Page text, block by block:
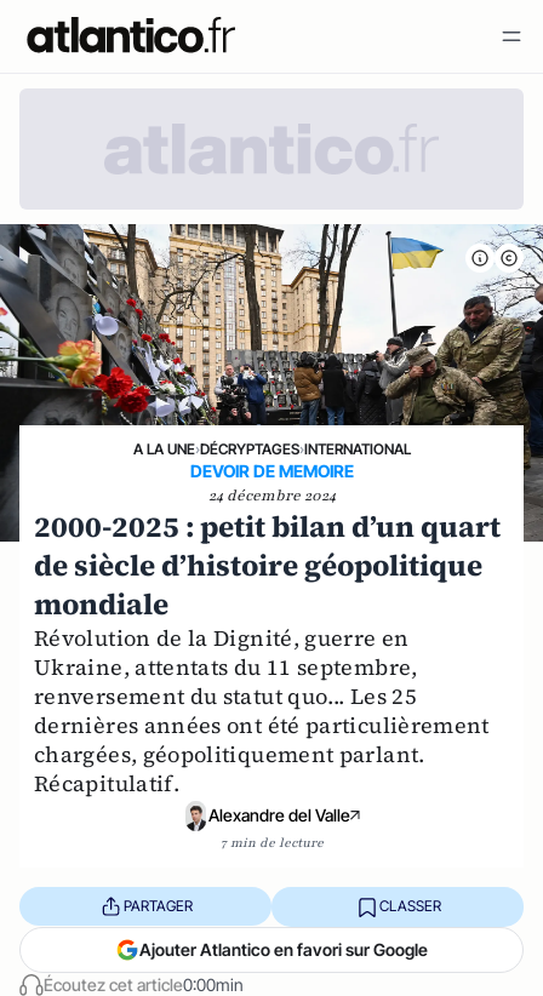
A LA UNE›DÉCRYPTAGES›INTERNATIONAL
DEVOIR DE MEMOIRE
24 décembre 2024
2000-2025 : petit bilan d’un quart
de siècle d’histoire géopolitique
mondiale
Révolution de la Dignité, guerre en
Ukraine, attentats du 11 septembre,
renversement du statut quo... Les 25
dernières années ont été particulièrement
chargées, géopolitiquement parlant.
Récapitulatif.
Alexandre del Valle
7 min de lecture
Écoutez cet article0:00min
PARTAGER CLASSER
Ajouter Atlantico en favori sur Google